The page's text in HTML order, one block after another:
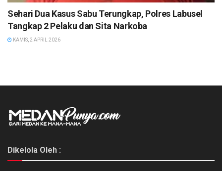
Sehari Dua Kasus Sabu Terungkap, Polres Labusel
Tangkap 2 Pelaku dan Sita Narkoba
KAMIS, 2 APRIL 2026
Dikelola Oleh :